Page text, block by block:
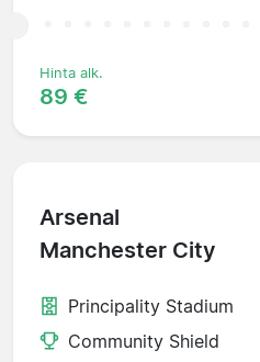
Hinta alk.
89 €
Arsenal
Manchester City
Principality Stadium
Community Shield